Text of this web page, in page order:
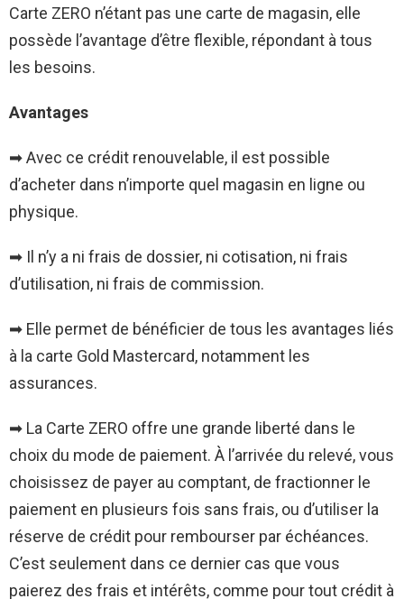
Carte ZERO n’étant pas une carte de magasin, elle
possède l’avantage d’être flexible, répondant à tous
les besoins.
Avantages
➡ Avec ce crédit renouvelable, il est possible
d’acheter dans n’importe quel magasin en ligne ou
physique.
➡ Il n’y a ni frais de dossier, ni cotisation, ni frais
d’utilisation, ni frais de commission.
➡ Elle permet de bénéficier de tous les avantages liés
à la carte Gold Mastercard, notamment les
assurances.
➡ La Carte ZERO offre une grande liberté dans le
choix du mode de paiement. À l’arrivée du relevé, vous
choisissez de payer au comptant, de fractionner le
paiement en plusieurs fois sans frais, ou d’utiliser la
réserve de crédit pour rembourser par échéances.
C’est seulement dans ce dernier cas que vous
paierez des frais et intérêts, comme pour tout crédit à